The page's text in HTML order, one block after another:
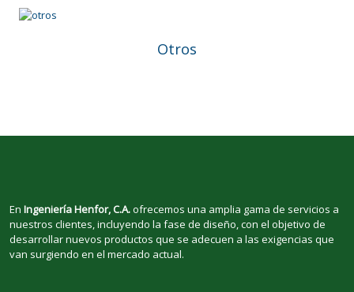
Otros
EnIngeniería Henfor, C.A.ofrecemos una amplia gama de servicios a
nuestros clientes, incluyendo la fase de diseño, con el objetivo de
desarrollar nuevos productos que se adecuen a las exigencias que
van surgiendo en el mercado actual.